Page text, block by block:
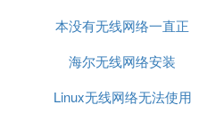
本没有无线网络一直正
在识别
海尔无线网络安装
Linux无线网络无法使用